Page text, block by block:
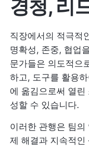
경청, 리
직장에서의 적극적
명확성, 존중, 협업
문가들은 의도적으
하고, 도구를 활용
에 옮김으로써 열린
성할 수 있습니다.
이러한 관행은 팀
제 해결과 지속적인